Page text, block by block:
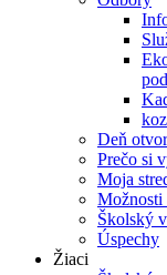
Deň
Prečo si
Moja
Možnosti
Školský
Úspechy
Žiaci